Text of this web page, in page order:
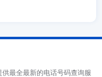
最全最新的电话号码查询服